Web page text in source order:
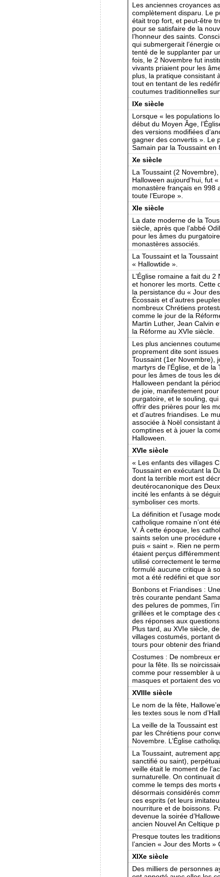
Les anciennes croyances
complètement disparu. Le
était trop fort, et peut-être
pour se satisfaire de la
l’honneur des saints.
qui submergerait l’énergie
tenté de le supplanter par
fois, le 2 Novembre fut
vivants priaient pour les
plus, la pratique consistant
tout en tentant de les
coutumes traditionnelles
IXe siècle
Lorsque « les populations
début du Moyen Âge,
des versions modifiées
gagner des convertis ». Le
Samain par la Toussaint en
Xe siècle
La Toussaint (2
Halloween aujourd’hui, fut
monastère français en 998
toute l’Europe ».
XIe siècle
La date moderne de la
siècle, après que l’abbé
pour les âmes du
monastères associés.
La Toussaint et la
« Hallowtide ».
L’Église romaine a fait du
et honorer les morts. Cette
la persistance du « Jour
Écossais et d’autres
nombreux Chrétiens
comme le jour de la
Martin Luther, Jean Calvin
la Réforme au XVIe siècle.
Les plus anciennes
proprement dite sont
Toussaint (1er Novembre),
martyrs de l’Église, et de
pour les âmes de tous les
Halloween pendant la
de joie, manifestement
purgatoire, et le souling,
offrir des prières pour les
et d’autres friandises. Le
associée à Noël consistant
comptines et à jouer la
Halloween.
XVIe siècle
« Les enfants des villages
Toussaint en exécutant la
dont la terrible mort est
deutérocanonique des
incité les enfants à se
symboliser ces morts.
La définition et l’usage
catholique romaine n’ont
V. À cette époque, les
saints selon une procédure
puis « saint ». Rien ne
étaient perçus
utilisé correctement le
formulé aucune critique à
mot a été redéfini et que
Bonbons et Friandises :
très courante pendant
des pelures de pommes,
grillées et le comptage des
des réponses aux
Plus tard, au XVIe siècle,
villages costumés, portant
tours pour obtenir des
Costumes : De nombreux
pour la fête. Ils se
comme pour ressembler à
masques et portaient des
XVIIIe siècle
Le nom de la fête,
les textes sous le nom
La veille de la Toussaint
par les Chrétiens pour
Novembre. L’Église
La Toussaint, autrement
sanctifié ou saint),
veille était le moment de
surnaturelle. On continuait
comme le temps des morts
désormais considérés
ces esprits (et leurs
nourriture et de boissons.
devenue la soirée
ancien Nouvel An Celtique
Presque toutes les
l’ancien « Jour des Morts »
XIXe siècle
Des milliers de personnes